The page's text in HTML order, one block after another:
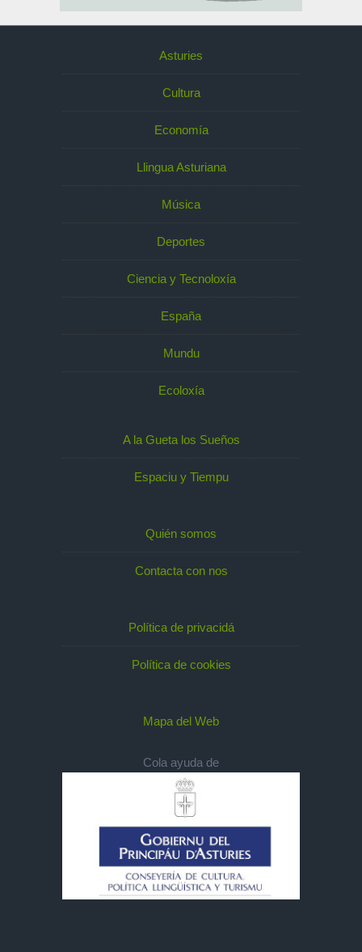
Asturies
Cultura
Economía
Llingua Asturiana
Música
Deportes
Ciencia y Tecnoloxía
España
Mundu
Ecoloxía
A la Gueta los Sueños
Espaciu y Tiempu
Quién somos
Contacta con nos
Política de privacidá
Política de cookies
Mapa del Web
Cola ayuda de